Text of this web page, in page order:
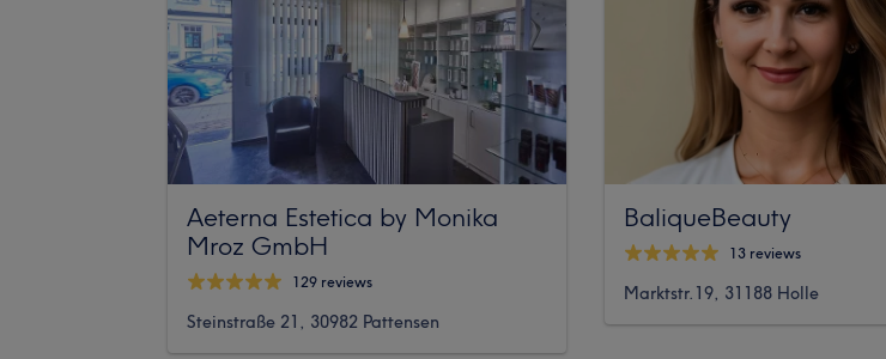
Aeterna Estetica by Monika
Mroz GmbH
129 reviews
Steinstraße 21, 30982 Pattensen
BaliqueBeauty
13 reviews
Marktstr.19, 31188 Holle